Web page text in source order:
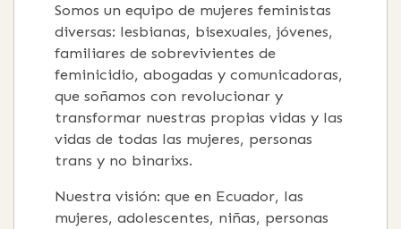
Somos un equipo de mujeres feministas
diversas: lesbianas, bisexuales, jóvenes,
familiares de sobrevivientes de
feminicidio, abogadas y comunicadoras,
que soñamos con revolucionar y
transformar nuestras propias vidas y las
vidas de todas las mujeres, personas
trans y no binarixs.
Nuestra visión: que en Ecuador, las
mujeres, adolescentes, niñas, personas